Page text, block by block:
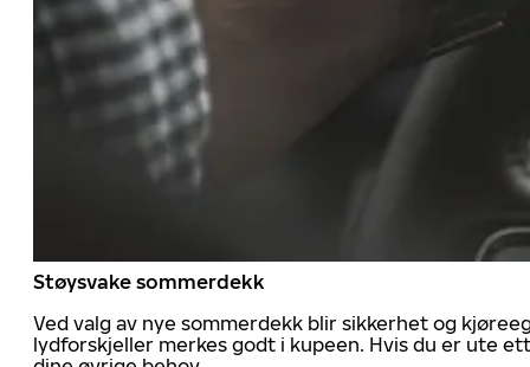
Støysvake sommerdekk
Ved valg av nye sommerdekk blir sikkerhet og
lydforskjeller merkes godt i kupeen. Hvis du er ute